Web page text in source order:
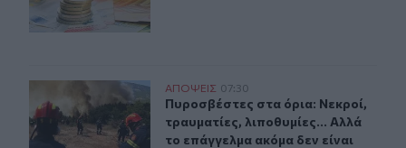
Πυροσβέστες στα όρια: Νεκροί, τραυματίες,
ΑΠΟΨΕΙΣ 07:30
Πυροσβέστες στα όρια: Νεκροί,
Πυροσβέστες στα όρια: Νεκροί,
τραυματίες, λιποθυμίες... Αλλά
το επάγγελμα ακόμα δεν είναι